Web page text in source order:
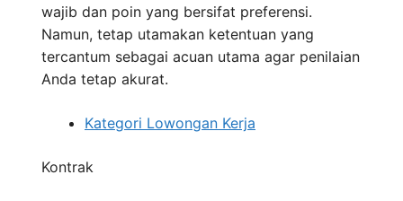
wajib dan poin yang bersifat preferensi.
Namun, tetap utamakan ketentuan yang
tercantum sebagai acuan utama agar penilaian
Anda tetap akurat.
Kategori Lowongan Kerja
Kontrak